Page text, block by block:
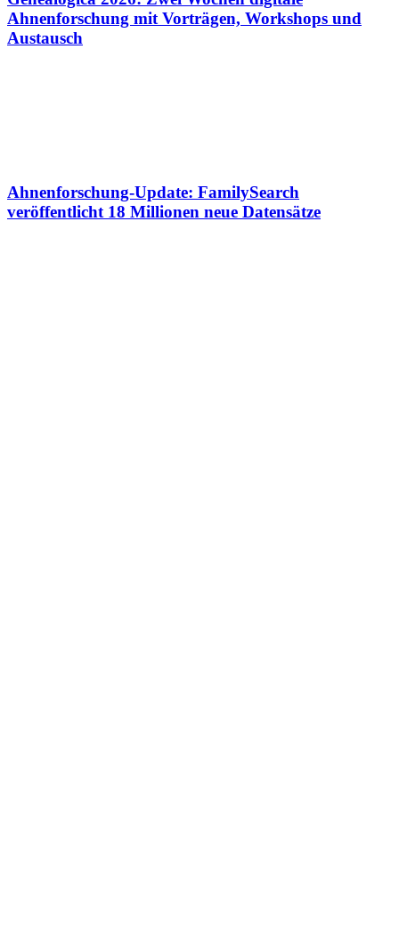
Ahnenforschung mit Vorträgen, Workshops und
Austausch
Ahnenforschung-Update: FamilySearch
veröffentlicht 18 Millionen neue Datensätze